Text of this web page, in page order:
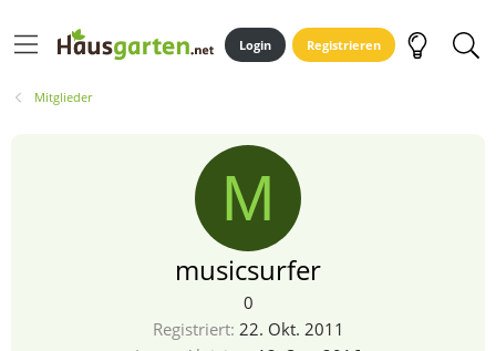
Login Registrieren
Mitglieder
M
musicsurfer
0
Registriert 22. Okt. 2011